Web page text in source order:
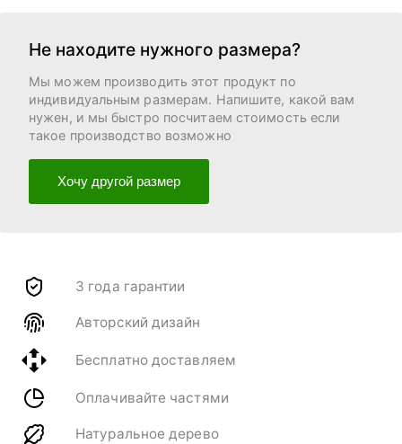
Не находите нужного размера?
Мы можем производить этот продукт по
индивидуальным размерам. Напишите, какой вам
нужен, и мы быстро посчитаем стоимость если
такое производство возможно
Хочу другой размер
3 года гарантии
Авторский дизайн
Бесплатно доставляем
Оплачивайте частями
Натуральное дерево